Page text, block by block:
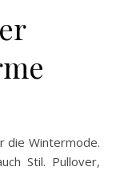
die Wintermode.
Stil. Pullover,